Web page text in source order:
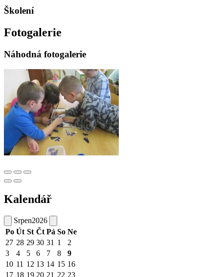
Školení
Fotogalerie
Náhodná fotogalerie
Kalendář
Srpen2026
Po Út St Čt Pá So Ne
27 28 29 30 31 1
2
3
4 5 6 7 8
9
10 11 12 13 14 15 16
17 18 19 20 21 22 23